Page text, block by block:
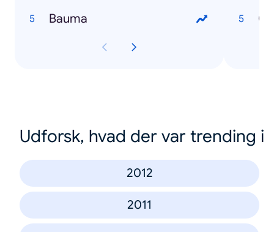
Bauma
Udforsk, hvad der var trending i
2012
2011